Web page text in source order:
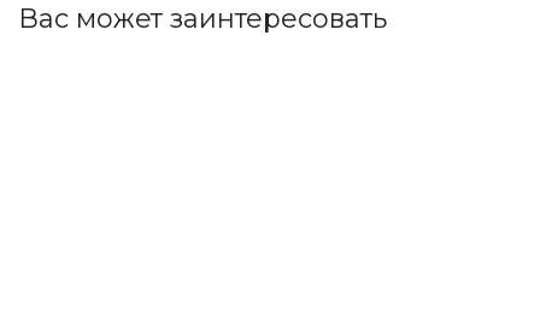
Вас может заинтересовать